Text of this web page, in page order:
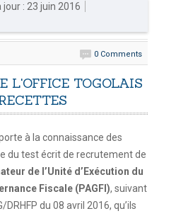
CADASTRE &
ACTUALITES
Toute l'actualité!
CONTACT
Contactez OTR
jour : 23 juin 2016
0 Comments
L'OFFICE TOGOLAIS
à la connaissance des
du test écrit de recrutement de
de l’Unité d’Exécution du
Fiscale (PAGFI), suivant
DRHFP du 08 avril 2016, qu’ils